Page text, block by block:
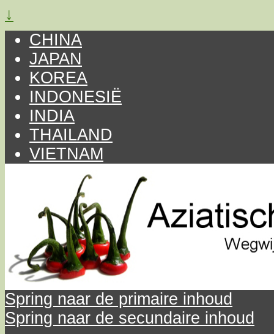
↓
CHINA
JAPAN
KOREA
INDONESIË
INDIA
THAILAND
VIETNAM
Spring naar de primaire inhoud
Spring naar de secundaire inhoud